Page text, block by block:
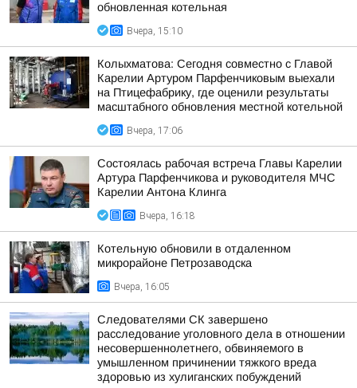
обновленная котельная
Вчера, 15:10
Колыхматова: Сегодня совместно с Главой
Карелии Артуром Парфенчиковым выехали
на Птицефабрику, где оценили результаты
масштабного обновления местной котельной
Вчера, 17:06
Состоялась рабочая встреча Главы Карелии
Артура Парфенчикова и руководителя МЧС
Карелии Антона Клинга
Вчера, 16:18
Котельную обновили в отдаленном
микрорайоне Петрозаводска
Вчера, 16:05
Следователями СК завершено
расследование уголовного дела в отношении
несовершеннолетнего, обвиняемого в
умышленном причинении тяжкого вреда
здоровью из хулиганских побуждений